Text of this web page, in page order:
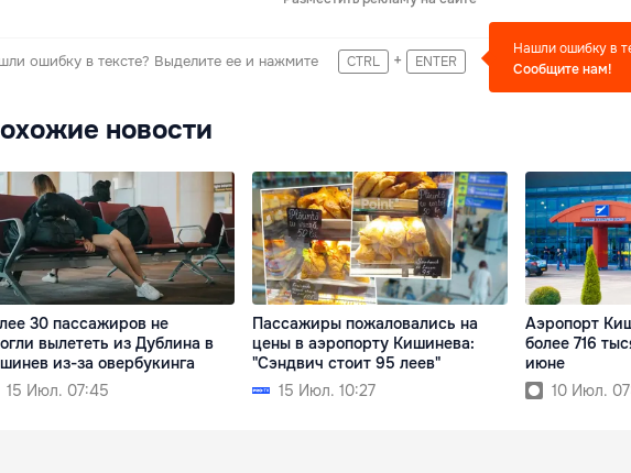
ошибку в тексте? Выделите ее и нажмите CTRL + ENTER
Нашли ошибку в
Сообщите нам!
новости
30 пассажиров не
вылететь из Дублина в
из-за овербукинга
15 Июл. 07:45
Пассажиры пожаловались на
цены в аэропорту Кишинева:
"Сэндвич стоит 95 леев"
15 Июл. 10:27
Аэропорт
более 716
июне
10 Июл.